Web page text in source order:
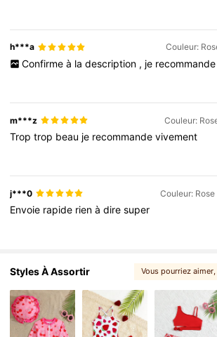
h***a Couleur:
Confirme à la description , je recommande
m***z Couleur:
Troptrop beau je recommandevivement
j***0 Couleur:
Envoie rapide rienàdiresuper
Styles À Assortir Vous pourriez aimer,